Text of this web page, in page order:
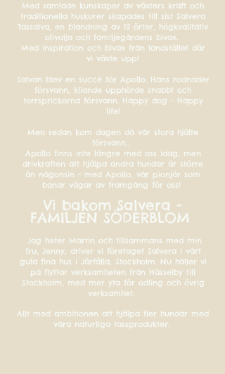
Med samlade kunskaper av växters kraft och
traditionella huskurer skapades till sist Salvera
Tassalva, en blandning av 12 örter, högkvalitativ
olivolja och familjegårdens bivax.
Med inspiration och bivax från landstället där
vi växte upp!
Salvan blev en succé för Apollo. Hans rodnader
försvann, kliande upphörde snabbt och
torrsprickorna försvann. Happy dog - Happy
life!
Men sedan kom dagen då vår stora hjälte
försvann...
Apollo finns inte längre med oss idag, men
drivkraften att hjälpa andra hundar är större
än någonsin - med Apollo, vår pionjär som
banar vägar av framgång för oss!
Vi bakom Salvera -
FAMILJEN SÖDERBLOM
Jag heter Martin och tillsammans med min
fru, Jenny, driver vi företaget Salvera i vårt
gula fina hus i Järfälla, Stockholm. Nu håller vi
på flyttar verksamheten från Hässelby till
Stockholm, med mer yta för odling och övrig
verksamhet.
Allt med ambitionen att hjälpa fler hundar med
våra naturliga tassprodukter.